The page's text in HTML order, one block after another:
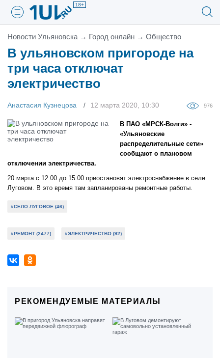
18+
Новости Ульяновска → Город онлайн → Общество
В ульяновском пригороде на
три часа отключат
электричество
Анастасия Кузнецова 12 марта 2020, 10:30 976
В ПАО «МРСК-Волги» -
«Ульяновские
распределительные сети»
сообщают о плановом
отключении электричества.
20 марта с 12.00 до 15.00 приостановят электроснабжение в селе
Луговом. В это время там запланированы ремонтные работы.
#СЕЛО ЛУГОВОЕ (46)
#РЕМОНТ (2477) #ЭЛЕКТРИЧЕСТВО (92)
РЕКОМЕНДУЕМЫЕ МАТЕРИАЛЫ